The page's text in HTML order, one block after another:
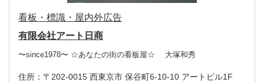
看板・標識・屋内外広告
有限会社アート日商
〜since1978〜 ☆あなたの街の看板屋☆ 大塚和秀
住所： 〒202-0015 西東京市 保谷町6-10-10 アートビル1F